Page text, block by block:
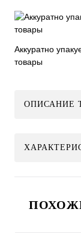
Аккуратно
товары
ОПИСАНИЕ